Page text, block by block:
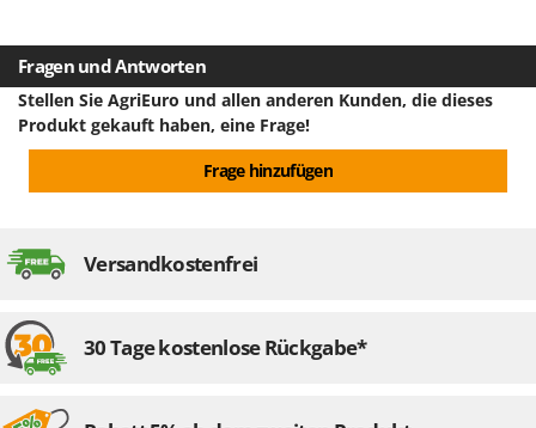
Hochgrasmäher
Holzbacköfen Außenbereich für Pizza und Braten
Holzspalter
Hubwagen
Kartoffellegemaschine für Traktoren
Kettensägen
Kippbare Heckschaufeln für Traktoren
D
Dal Degan
DCG
DeWalt
Diavola Pro
Docma
Dreame
Fragen und Antworten
Stellen Sie AgriEuro und allen anderen Kunden, die dieses
Produkt gekauft haben, eine Frage!
Frage hinzufügen
Versandkostenfrei
30 Tage kostenlose Rückgabe*